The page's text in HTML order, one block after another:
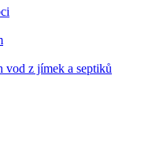
vod z jímek a septiků